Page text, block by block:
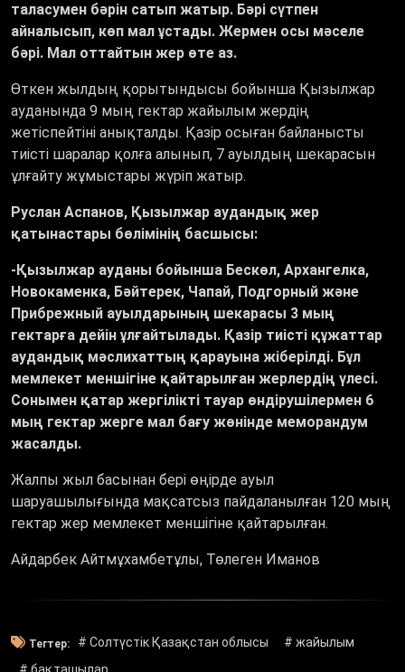
таласумен бәрін сатып жатыр. Бәрі сүтпен
айналысып, көп мал ұстады. Жермен осы мәселе
бәрі. Мал оттайтын жер өте аз.
Өткен жылдың қорытындысы бойынша Қызылжар
ауданында 9 мың гектар жайылым жердің
жетіспейтіні анықталды. Қазір осыған байланысты
тиісті шаралар қолға алынып, 7 ауылдың шекарасын
ұлғайту жұмыстары жүріп жатыр.
Руслан Аспанов, Қызылжар аудандық жер
қатынастары бөлімінің басшысы:
-Қызылжар ауданы бойынша Бескөл, Архангелка,
Новокаменка, Бәйтерек, Чапай, Подгорный және
Прибрежный ауылдарының шекарасы 3 мың
гектарға дейін ұлғайтылады. Қазір тиісті құжаттар
аудандық мәслихаттың қарауына жіберілді. Бұл
мемлекет меншігіне қайтарылған жерлердің үлесі.
Сонымен қатар жергілікті тауар өндірушілермен 6
мың гектар жерге мал бағу жөнінде меморандум
жасалды.
Жалпы жыл басынан бері өңірде ауыл
шаруашылығында мақсатсыз пайдаланылған 120 мың
гектар жер мемлекет меншігіне қайтарылған.
Айдарбек Айтмұхамбетұлы, Төлеген Иманов
Тегтер: # Солтүстік Қазақстан облысы
# жайылым